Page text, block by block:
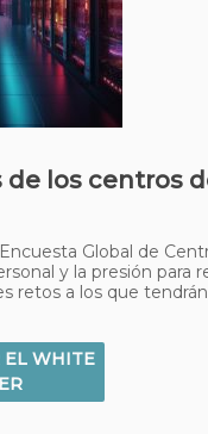
los centros
Global de
y la presión para
retos a los que
EL WHITE